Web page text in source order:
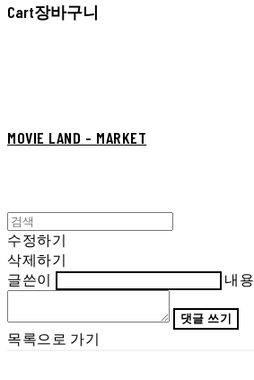
Cart장바구니
MOVIE LAND - MARKET
수정하기
삭제하기
글쓴이
내용
댓글 쓰기
목록으로 가기